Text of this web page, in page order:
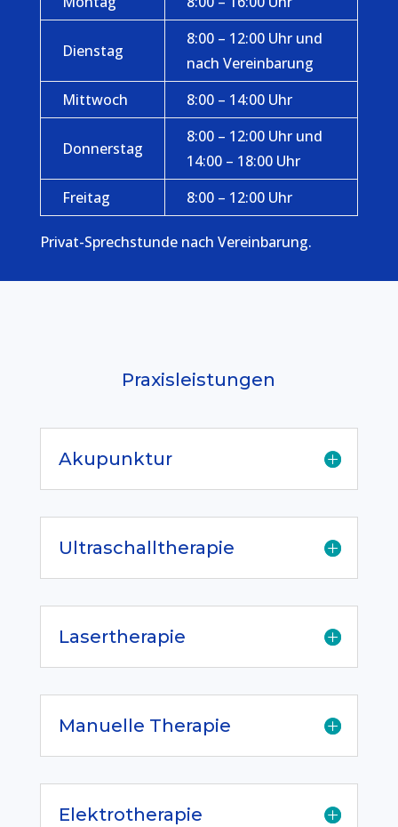
Dienstag
8:00 – 12:00 Uhr und
nach Vereinbarung
Mittwoch
8:00 – 14:00 Uhr
Donnerstag
8:00 – 12:00 Uhr und
14:00 – 18:00 Uhr
Freitag
8:00 – 12:00 Uhr
Privat-Sprechstunde nach Vereinbarung.
Praxisleistungen
Akupunktur
Ultraschalltherapie
Lasertherapie
Manuelle Therapie
Elektrotherapie